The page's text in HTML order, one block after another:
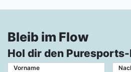
Bleib im Flow
Hol dir den
Vorname